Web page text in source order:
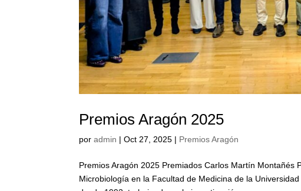
Premios Aragón 2025
poradmin |Oct 27, 2025 | Premios Aragón
Premios Aragón 2025 Premiados Carlos Martín Montañés
Microbiología en la Facultad de Medicina de la